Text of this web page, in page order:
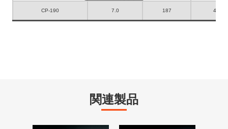
CP-190 7.0 187 40～
関連製品